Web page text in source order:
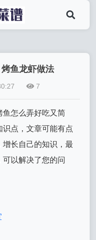
鱼龙虾做法
7
怎么弄好吃又简
点，文章可能有点
长自己的知识，最
以解决了您的问